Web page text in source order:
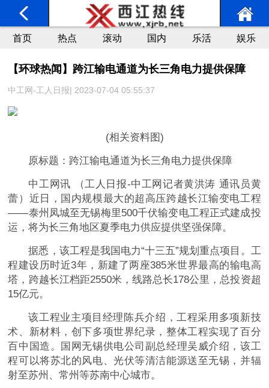
首页 热点 滚动 国内 乐活 娱乐
【环球热闻】跨江输电通道为长三角电力提供保障
中工网-工人日报| 2023-07-04 05:55:37
(相关资料图)
原标题：跨江输电通道为长三角电力提供保障
中工网讯 （工人日报-中工网记者黄洪涛 通讯员黄
蕾）近日，国内规模最大的超高压跨越长江输变电工程
——泰州凤城至无锡梅里500千伏输变电工程正式建成投
运，将为长三角地区夏季电力供应提供坚强保障。
据悉，该工程是我国电力“十三五”规划重点项目。工
程建设历时近3年，新建了两座385米世界最高的输电高
塔，跨越长江档距2550米，线路总长178公里，总投资超
15亿元。
该工程业主项目经理陈兵介绍，工程采用多项新技
术、新材料，创下多项世界纪录，整体工程实现了百分
百中国造。国网无锡供电公司副总经理吴威介绍，该工
程可以将苏北的风电、光伏等清洁能源送至无锡，并辐
射至苏州、常州等苏南中心城市。